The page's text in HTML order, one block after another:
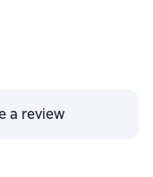
a review